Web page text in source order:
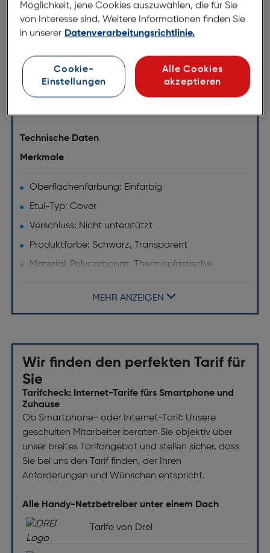
Kantenschutz bieten besten Schutz.
Erhöhte Kanten an den Ecken hebt den Bildschirm
und die Kamera ab und bietet zusätzlichen Schutz
Schlankes, elegantes und transparentes Design
erhalten Original Farbe und Form.
Tasten und Telefonfunktionen werden nicht
Technische Daten
Merkmale
Oberflächenfärbung: Einfarbig
Etui-Typ: Cover
Verschluss: Nicht unterstützt
Produktfarbe: Schwarz, Transparent
Material: Polycarbonat, Thermoplastische
Markenkompatibilität: Apple
Maximaler Bildschirmdurchmesser [Zoll]: 4.7
MEHR ANZEIGEN
Wir finden den perfekten Tarif für
Sie
Tarifcheck: Internet-Tarife fürs Smartphone und
Zuhause
Ob Smartphone- oder Internet-Tarif: Unsere
geschulten Mitarbeiter beraten Sie objektiv über
unser breites Tarifangebot und stellen sicher, dass
Sie bei uns den Tarif finden, der Ihren
Anforderungen und Wünschen entspricht.
Alle Handy-Netzbetreiber unter einem Dach
Tarife von Drei
Möglichkeit, jene Cookies auszuwählen, die für Sie
von Interesse sind. Weitere Informationen finden Sie
in unserer Datenverarbeitungsrichtlinie.
Cookie-
Einstellungen
Alle Cookies
akzeptieren